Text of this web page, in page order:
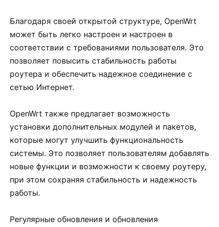
Благодаря своей открытой структуре, OpenWrt
может быть легко настроен и настроен в
соответствии с требованиями пользователя. Это
позволяет повысить стабильность работы
роутера и обеспечить надежное соединение с
сетью Интернет.
OpenWrt также предлагает возможность
установки дополнительных модулей и пакетов,
которые могут улучшить функциональность
системы. Это позволяет пользователям добавлять
новые функции и возможности к своему роутеру,
при этом сохраняя стабильность и надежность
работы.
Регулярные обновления и обновления